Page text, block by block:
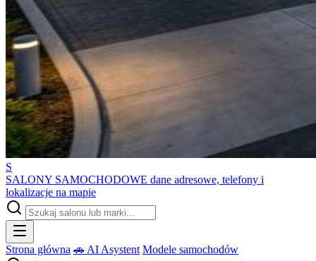
S
SALONY SAMOCHODOWE dane adresowe, telefony i
lokalizacje na mapie
Strona główna 🚗 AI Asystent Modele samochodów